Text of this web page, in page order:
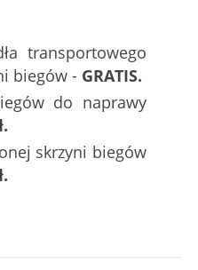
transportowego
biegów - GRATIS.
do naprawy
skrzyni biegów